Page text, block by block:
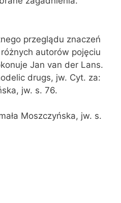
przeglądu znaczeń
autorów pojęciu
Jan van der Lans.
drugs, jw. Cyt. za:
jw. s. 76.
Moszczyńska, jw. s.